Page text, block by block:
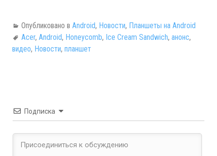
Опубликовано в Android, Новости, Планшеты на Android
Acer, Android, Honeycomb, Ice Cream Sandwich, анонс,
видео, Новости, планшет
Подписка